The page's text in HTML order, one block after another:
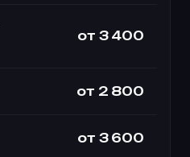
от 3 400
от 2 800
от 3 600